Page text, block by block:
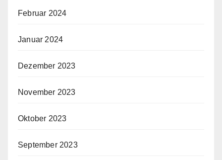
Februar 2024
Januar 2024
Dezember 2023
November 2023
Oktober 2023
September 2023